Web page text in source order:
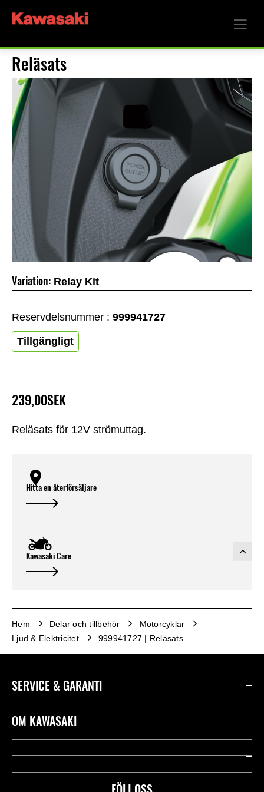
Reläsats
Reläsats för 12V strömuttag.
239,00SEK
Variation: Relay Kit
Reservdelsnummer : 999941727
Tillgängligt
Hitta en återförsäljare
Kawasaki Care
Hem Delar och tillbehör
Motorcyklar
Ljud & Elektricitet
999941727 | Reläsats
SERVICE & GARANTI
Kontakta oss
Användbara länkar
OM KAWASAKI
Företag